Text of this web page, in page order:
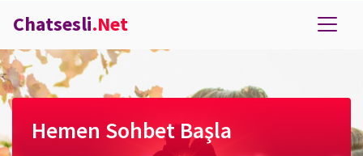
Chatsesli.Net
Hemen Sohbet Başla